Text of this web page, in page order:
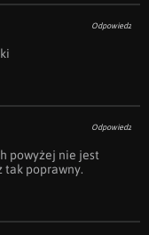
Odpowiedz
Odpowiedz
powyżej nie jest
tak poprawny.